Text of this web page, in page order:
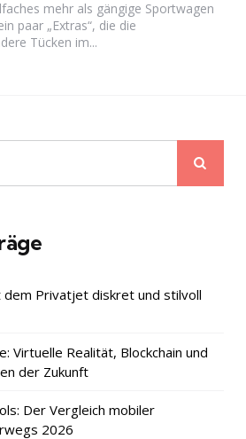
mehr als gängige Sportwagen
paar „Extras“, die die
Tücken im...
dem Privatjet diskret und stilvoll
Virtuelle Realität, Blockchain und
der Zukunft
Der Vergleich mobiler
2026